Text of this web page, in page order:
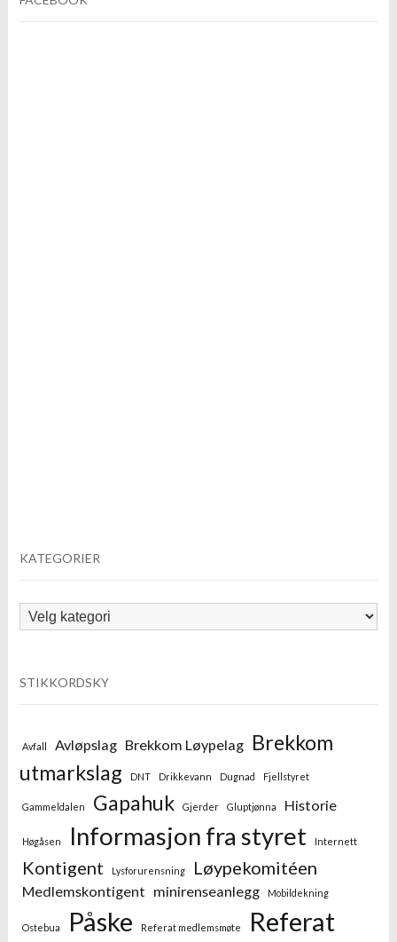
KATEGORIER
Kategorier
STIKKORDSKY
Avfall Avløpslag Brekkom Løypelag Brekkom
utmarkslag
DNT Drikkevann Dugnad Fjellstyret
Gammeldalen Gapahuk Gjerder Gluptjønna Historie
Høgåsen Informasjon fra styret Internett
Kontigent Lysforurensning Løypekomitéen
Medlemskontigent minirenseanlegg Mobildekning
Ostebua Påske Referat medlemsmøte
Referat